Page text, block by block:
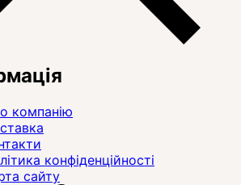
компанію
конфіденційності
сайту